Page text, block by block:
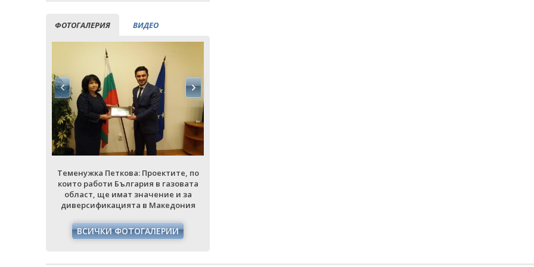
ФОТОГАЛЕРИЯ ВИДЕО
Теменужка Петкова: Проектите, по
които работи България в газовата
област, ще имат значение и за
диверсификацията в Македония
ВСИЧКИ ФОТОГАЛЕРИИ